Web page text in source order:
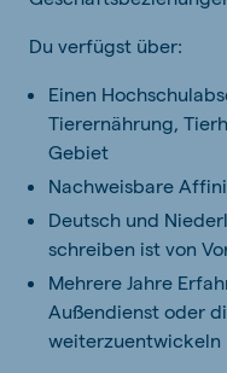
Du verfügst über:
Einen
Tierernährung,
Gebiet
Nachweisbare
Deutsch und
schreiben ist von
Mehrere Jahre
Außendienst oder
weiterzuentwickeln